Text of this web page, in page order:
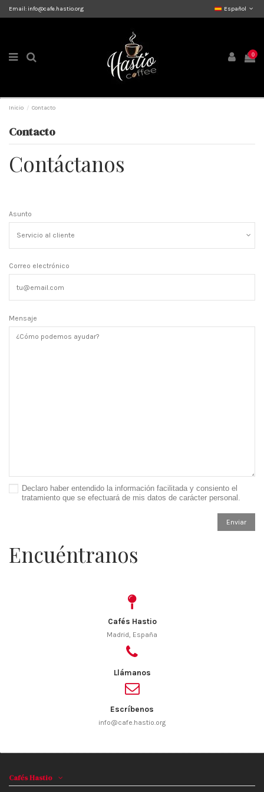
Email: info@cafe.hastio.org Español
0
Inicio Contacto
Contacto
Contáctanos
Asunto
Correo electrónico
Mensaje
Declaro haber entendido la información facilitada y consiento el
tratamiento que se efectuará de mis datos de carácter personal.
Encuéntranos
Cafés Hastio
Madrid, España
Llámanos
Escríbenos
info@cafe.hastio.org
Cafés Hastio